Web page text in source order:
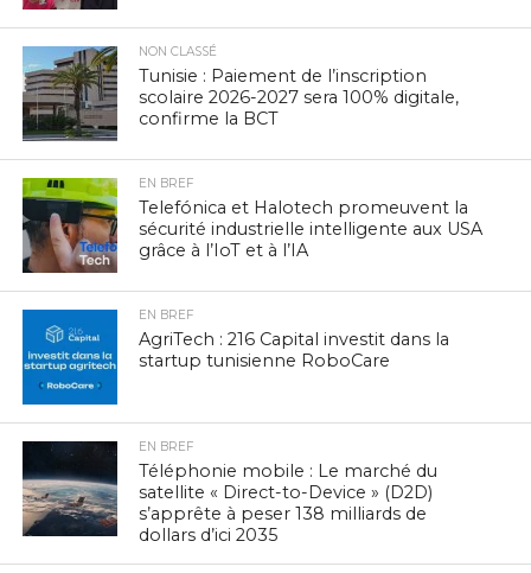
NON CLASSÉ
Tunisie : Paiement de l’inscription
scolaire 2026-2027 sera 100% digitale,
confirme la BCT
EN BREF
Telefónica et Halotech promeuvent la
sécurité industrielle intelligente aux USA
grâce à l’IoT et à l’IA
EN BREF
AgriTech : 216 Capital investit dans la
startup tunisienne RoboCare
EN BREF
Téléphonie mobile : Le marché du
satellite « Direct-to-Device » (D2D)
s’apprête à peser 138 milliards de
dollars d’ici 2035